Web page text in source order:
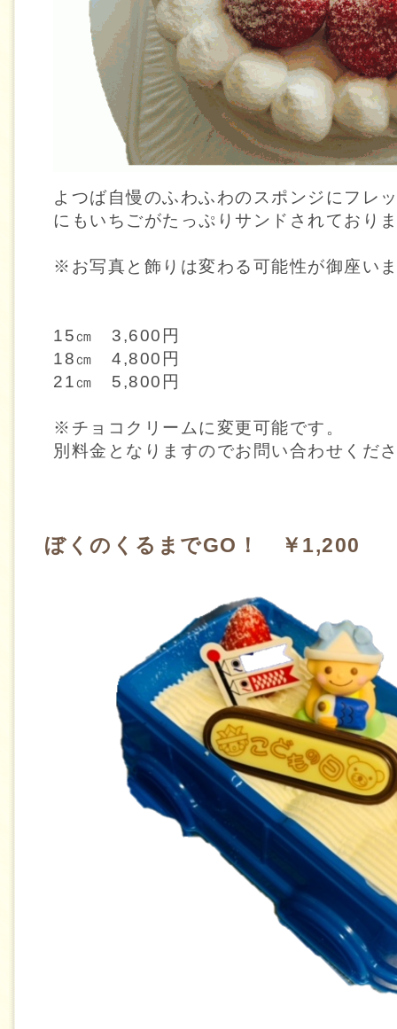
よつば自慢のふわふわのスポンジにフレ
にもいちごがたっぷりサンドされており
※お写真と飾りは変わる可能性が御座い
15㎝ 3,600円
18㎝ 4,800円
21㎝ 5,800円
※チョコクリームに変更可能です。
別料金となりますのでお問い合わせくだ
ぼくのくるまでGO！ ￥1,200